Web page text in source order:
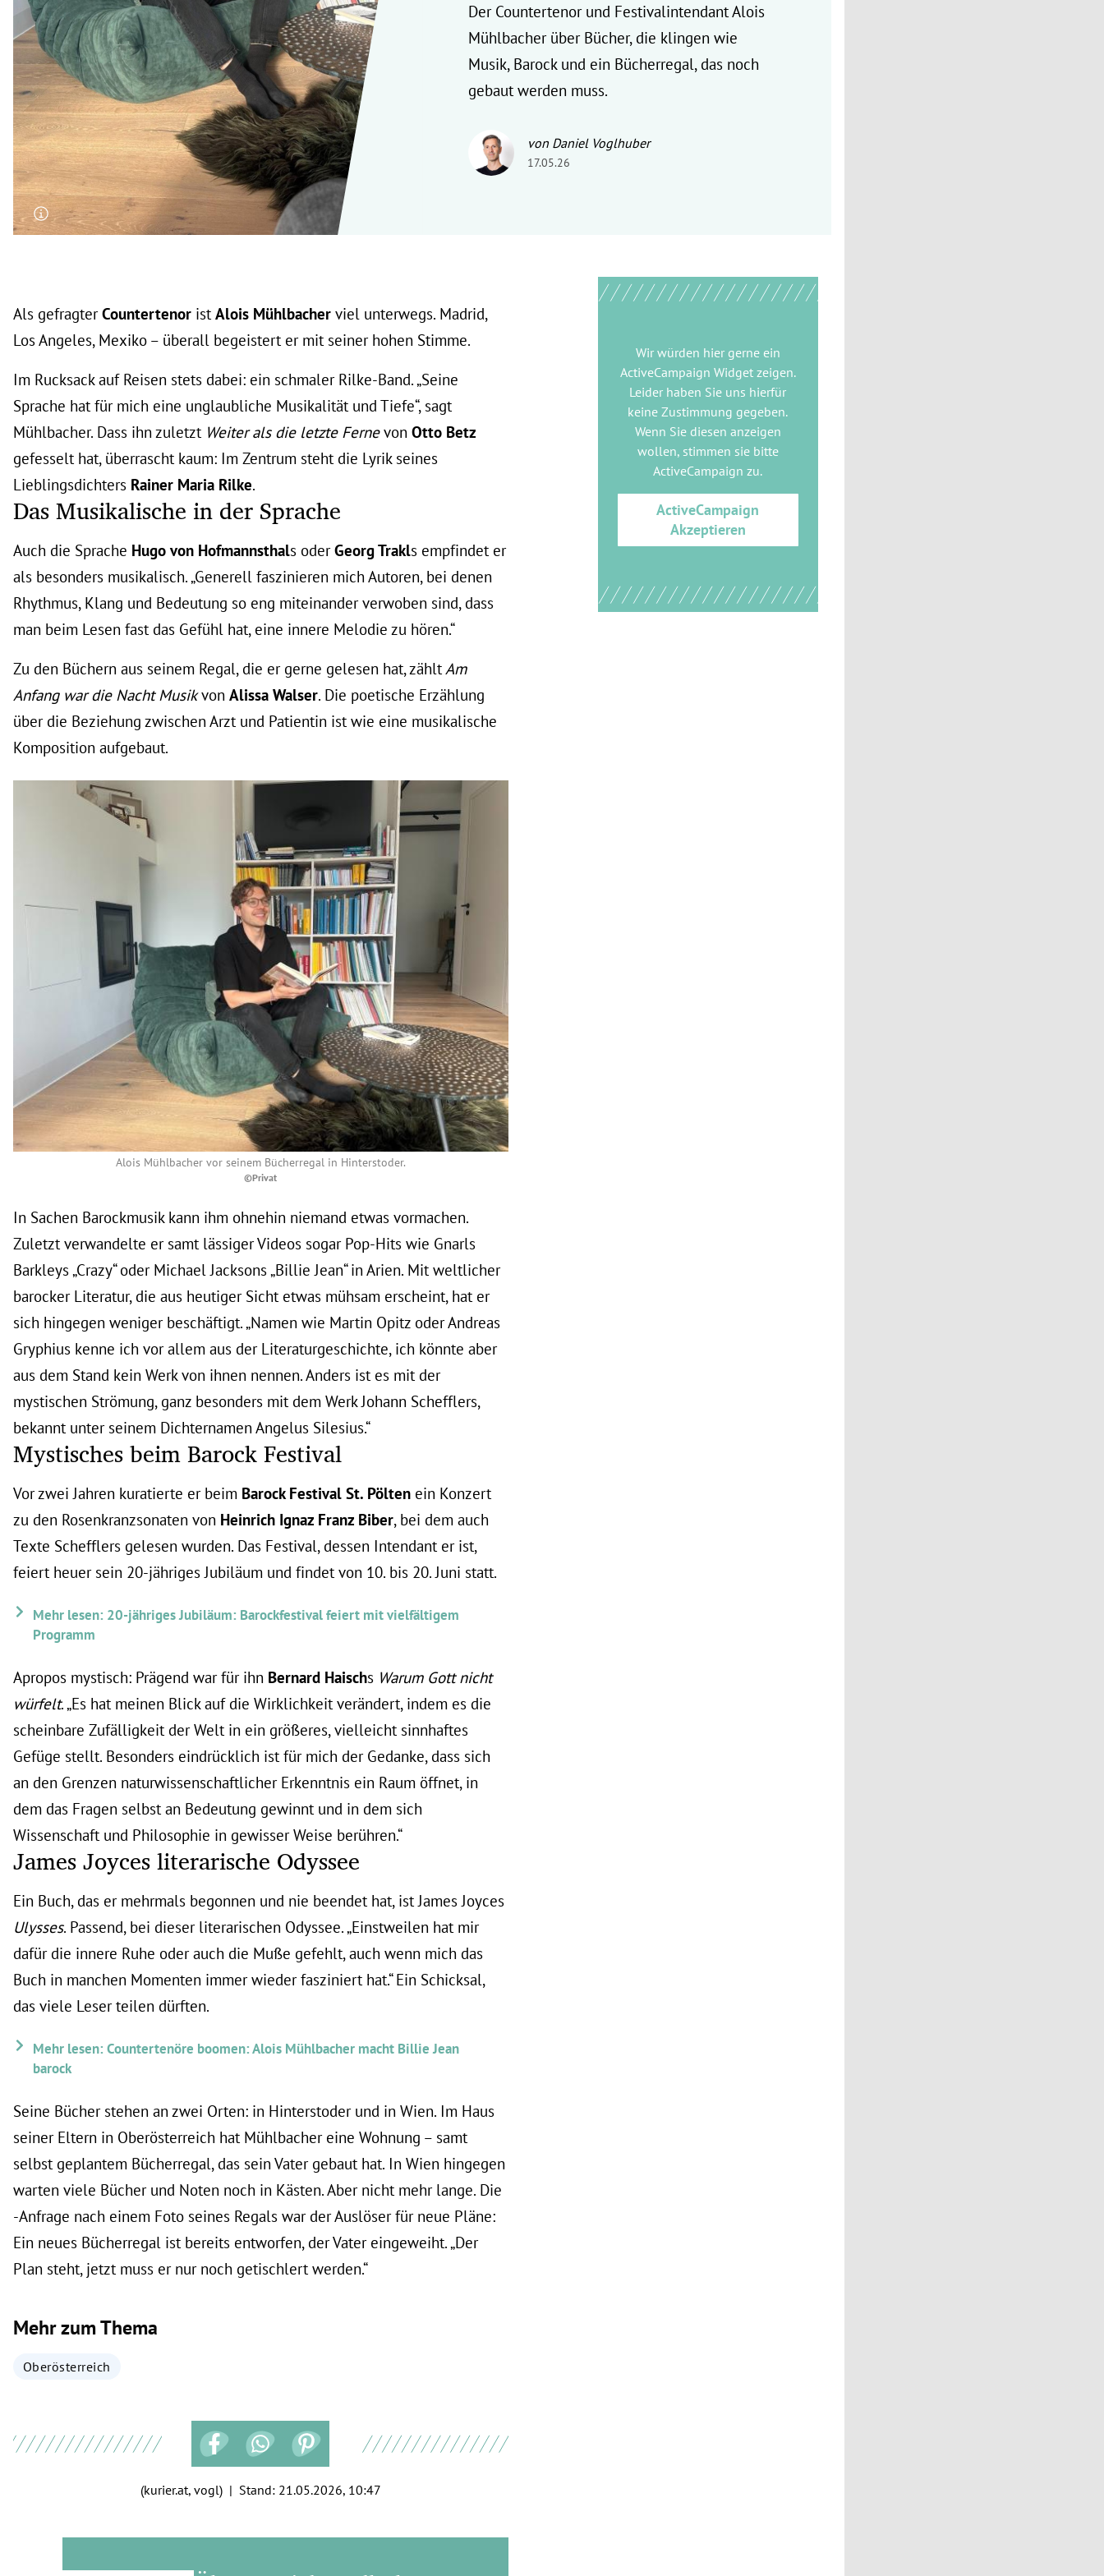
Untermenü
Untermenü
Untermenü
Untermenü
Untermenü
Untermenü
Der Countertenor und Festivalintendant Alois
Mühlbacher über Bücher, die klingen wie
Musik, Barock und ein Bücherregal, das noch
gebaut werden muss.
von Daniel Voglhuber
17.05.26
Als gefragterCountertenor ist Alois Mühlbacher viel unterwegs. Madrid,
Los Angeles, Mexiko – überall begeistert er mit seiner hohen Stimme.
Im Rucksack auf Reisen stets dabei: ein schmaler Rilke-Band. „Seine
Sprache hat für mich eine unglaubliche Musikalität und Tiefe“, sagt
Mühlbacher. Dass ihn zuletzt Weiter als die letzte Fernevon Otto Betz
gefesselt hat, überrascht kaum: Im Zentrum steht die Lyrik seines
Lieblingsdichters Rainer Maria Rilke.
Das Musikalische in der Sprache
Auch die Sprache Hugo von Hofmannsthals oderGeorg Trakls empfindet er
als besonders musikalisch. „Generell faszinieren mich Autoren, bei denen
Rhythmus, Klang und Bedeutung so eng miteinander verwoben sind, dass
man beim Lesen fast das Gefühl hat, eine innere Melodie zu hören.“
Zu den Büchern aus seinem Regal, die er gerne gelesen hat, zähltAm
Anfang war die Nacht Musikvon Alissa Walser. Die poetische Erzählung
über die Beziehung zwischen Arzt und Patientin ist wie eine musikalische
Komposition aufgebaut.
Alois Mühlbacher vor seinem Bücherregal in Hinterstoder.
©Privat
In Sachen Barockmusik kann ihm ohnehin niemand etwas vormachen.
Zuletzt verwandelte er samt lässiger Videos sogar Pop-Hits wie Gnarls
Barkleys „Crazy“ oder Michael Jacksons „Billie Jean“ in Arien. Mit weltlicher
barocker Literatur, die aus heutiger Sicht etwas mühsam erscheint, hat er
sich hingegen weniger beschäftigt. „Namen wie Martin Opitz oder Andreas
Gryphius kenne ich vor allem aus der Literaturgeschichte, ich könnte aber
aus dem Stand kein Werk von ihnen nennen. Anders ist es mit der
mystischen Strömung, ganz besonders mit dem Werk Johann Schefflers,
bekannt unter seinem Dichternamen Angelus Silesius.“
Mystisches beim Barock Festival
Vor zwei Jahren kuratierte er beim Barock Festival St. Pölten ein Konzert
zu den Rosenkranzsonaten von Heinrich Ignaz Franz Biber, bei dem auch
Texte Schefflers gelesen wurden. Das Festival, dessen Intendant er ist,
feiert heuer sein 20-jähriges Jubiläum und findet von 10. bis 20. Juni statt.
Mehr lesen: 20-jähriges Jubiläum: Barockfestival feiert mit vielfältigem
Programm
Apropos mystisch: Prägend war für ihn Bernard Haischs Warum Gott nicht
würfelt. „Es hat meinen Blick auf die Wirklichkeit verändert, indem es die
scheinbare Zufälligkeit der Welt in ein größeres, vielleicht sinnhaftes
Gefüge stellt. Besonders eindrücklich ist für mich der Gedanke, dass sich
an den Grenzen naturwissenschaftlicher Erkenntnis ein Raum öffnet, in
dem das Fragen selbst an Bedeutung gewinnt und in dem sich
Wissenschaft und Philosophie in gewisser Weise berühren.“
James Joyces literarische Odyssee
Ein Buch, das er mehrmals begonnen und nie beendet hat, ist James Joyces
Ulysses. Passend, bei dieser literarischen Odyssee. „Einstweilen hat mir
dafür die innere Ruhe oder auch die Muße gefehlt, auch wenn mich das
Buch in manchen Momenten immer wieder fasziniert hat.“ Ein Schicksal,
das viele Leser teilen dürften.
Mehr lesen: Countertenöre boomen: Alois Mühlbacher macht Billie Jean
barock
Seine Bücher stehen an zwei Orten: in Hinterstoder und in Wien. Im Haus
seiner Eltern in Oberösterreich hat Mühlbacher eine Wohnung – samt
selbst geplantem Bücherregal, das sein Vater gebaut hat. In Wien hingegen
warten viele Bücher und Noten noch in Kästen. Aber nicht mehr lange. Die
-Anfrage nach einem Foto seines Regals war der Auslöser für neue Pläne:
Ein neues Bücherregal ist bereits entworfen, der Vater eingeweiht. „Der
Plan steht, jetzt muss er nur noch getischlert werden.“
Mehr zum Thema
Oberösterreich
(kurier.at, vogl) | Stand: 21.05.2026, 10:47
Wir würden hier gerne ein
ActiveCampaign Widgetzeigen.
Leider haben Sie uns hierfür
keine Zustimmung gegeben.
Wenn Sie diesen anzeigen
wollen, stimmen sie bitte
ActiveCampaign zu.
ActiveCampaign
Akzeptieren